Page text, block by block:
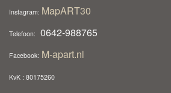
Instagram: MapART30
Telefoon: 0642-988765
Facebook: M-apart.nl
KvK : 80175260